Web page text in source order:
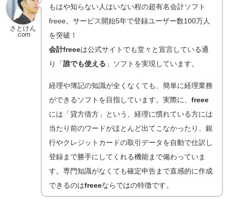
さとけん
.com
もはや知らない人はいない程の超有名会計ソフト
freee。サービス開始5年で登録ユーザー数100万人
を突破！
会計freeeは公式サイトでも堂々と宣言している通
り「誰でも使える 」ソフトを実現しています。
経理や簿記の知識が全くなくても、簡単に経理業務
ができるソフト を目指しています。実際に、freee
には「貸方借方」という、経理に慣れている方には
当たり前のワードがほとんど出てこなかったり、銀
行やクレジットカードの取引データを自動で仕訳し
登録まで勝手にしてくれる機能まで備わっていま
す。専門知識がなくても確定申告まで直感的に作成
できるのはfreeeならではの特徴です。